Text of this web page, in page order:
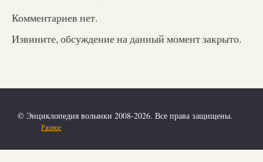
Комментариев нет.
Извините, обсуждение на данный момент закрыто.
© Энциклопедия волынки 2008-2026. Все права защищены.
Разное